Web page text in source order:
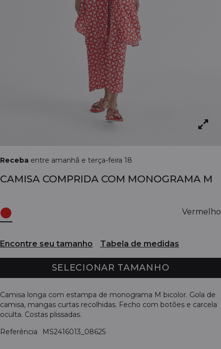
Receba entre amanhã e terça-feira 18
CAMISA COMPRIDA COM MONOGRAMA M
Vermelho
Encontre seu tamanho Tabela de medidas
SELECIONAR TAMANHO
Camisa longa com estampa de monograma M bicolor. Gola de
camisa, mangas curtas recolhidas. Fecho com botões e carcela
oculta. Costas plissadas.
Referência
MS2416013_08625